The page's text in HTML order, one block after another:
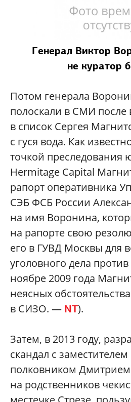
Генерал Виктор
не куратор
Потом генерала
полоскали в СМИ после
в список Сергея
с гуся вода. Как
точкой преследования
Hermitage Capital
рапорт оперативника
СЭБ ФСБ России
на имя Воронина,
на рапорте свою
его в ГУВД Москвы для
уголовного дела
ноябре 2009 года
неясных
в СИЗО. — NT).
Затем, в 2013 году,
скандал с
полковником
на родственников